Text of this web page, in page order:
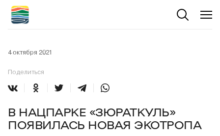
4 октября 2021
Поделиться
В НАЦПАРКЕ «ЗЮРАТКУЛЬ»
ПОЯВИЛАСЬ НОВАЯ ЭКОТРОПА